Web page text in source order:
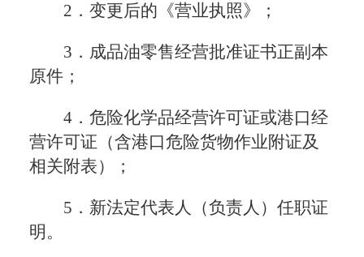
2．变更后的《营业执照》；
3．成品油零售经营批准证书正副本
原件；
4．危险化学品经营许可证或港口经
营许可证（含港口危险货物作业附证及
相关附表）；
5．新法定代表人（负责人）任职证
明。